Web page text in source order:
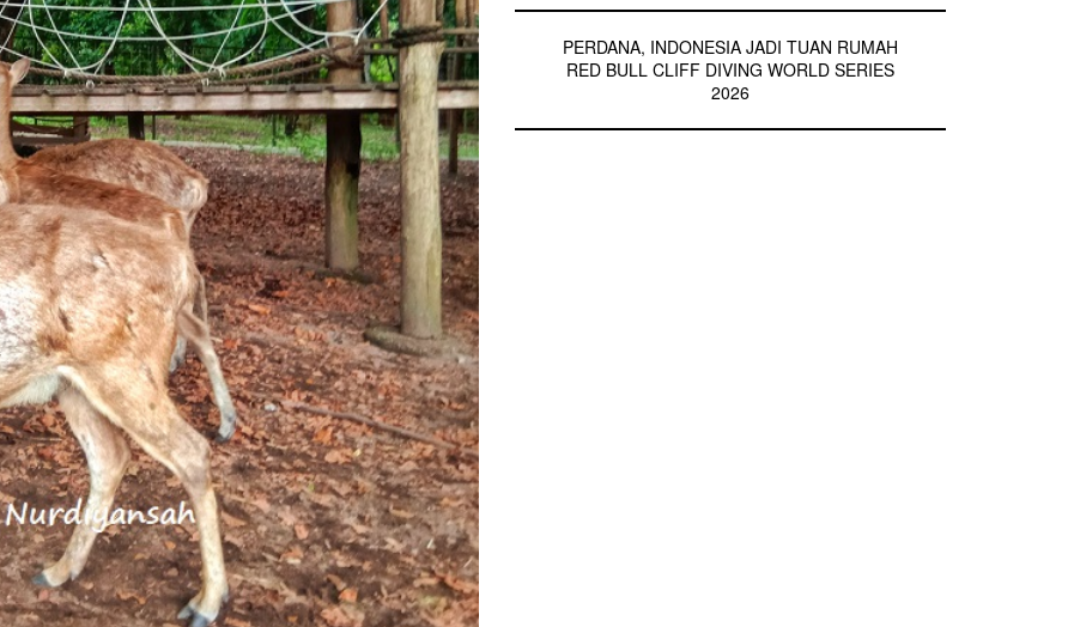
PERDANA, INDONESIA JADI TUAN RUMAH
RED BULL CLIFF DIVING WORLD SERIES
2026